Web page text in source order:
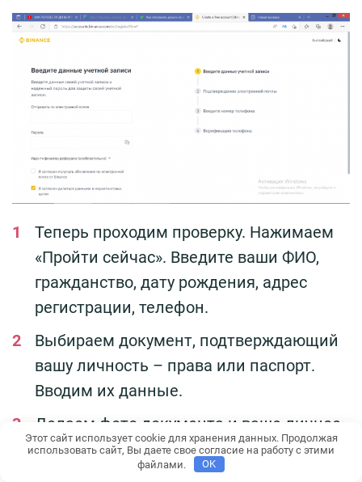
Теперь проходим проверку. Нажимаем
«Пройти сейчас». Введите ваши ФИО,
гражданство, дату рождения, адрес
регистрации, телефон.
Выбираем документ, подтверждающий
вашу личность – права или паспорт.
Вводим их данные.
Делаем фото документа и ваше личное
(селфи) с устройства, которое вы
используете для регистрации (ноутбук,
Этот сайт использует cookie для хранения данных. Продолжая
использовать сайт, Вы даете свое согласие на работу с этими
файлами.
OK